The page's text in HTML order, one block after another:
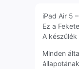
iPad Air 5
Ez a
A
Minden